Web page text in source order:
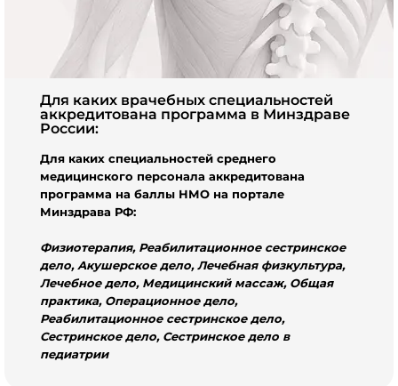
Для каких врачебных специальностей
аккредитована программа в Минздраве
России:
Для каких специальностей среднего
медицинского персонала аккредитована
программа на баллы НМО на портале
Минздрава РФ:
Физиотерапия, Реабилитационное сестринское
дело,Акушерское дело, Лечебная физкультура,
Лечебное дело, Медицинский массаж, Общая
практика, Операционное дело,
Реабилитационное сестринское дело,
Сестринское дело, Сестринское дело в
педиатрии